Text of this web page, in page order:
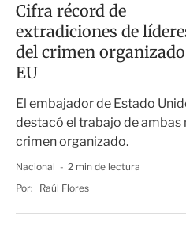
Cifra récord de
extradiciones de
del crimen
EU
El embajador de Estado
destacó el trabajo de
crimen organizado.
Nacional
2 min de lectura
Por:
Raúl Flores